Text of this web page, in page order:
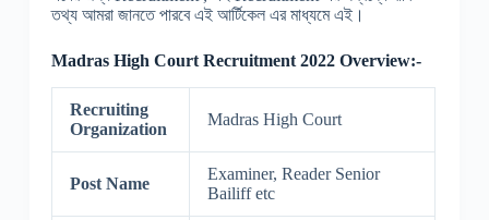
তথ্য আমরা জানতে পারবে এই আর্টিকেল এর মাধ্যমে এই।
Madras High Court Recruitment 2022 Overview:-
Recruiting
Organization
Madras High Court
Post Name
Examiner, Reader Senior
Bailiff etc